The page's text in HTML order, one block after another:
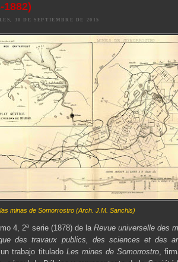
1882)
30 DE SEPTIEMBRE DE 2015
minas de Somorrostro (Arch. J.M. Sanchis)
4, 2ª serie (1878) de laRevue universelle des
des travaux publics, des sciences et des
trabajo titulado Les mines de Somorrostro ,